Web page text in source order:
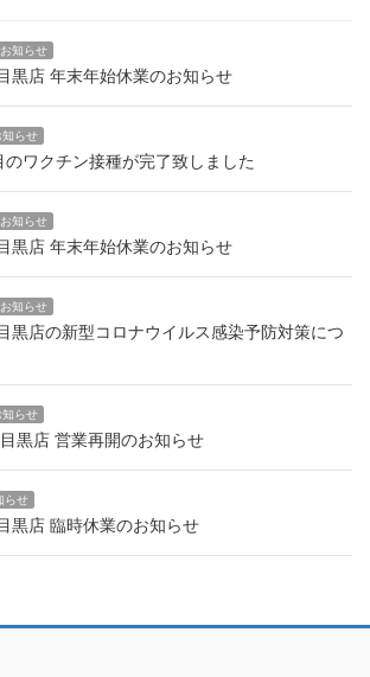
お知らせ
黒店 年末年始休業のお知らせ
知らせ
のワクチン接種が完了致しました
お知らせ
黒店 年末年始休業のお知らせ
お知らせ
黒店の新型コロナウイルス感染予防対策につ
知らせ
黒店 営業再開のお知らせ
らせ
黒店 臨時休業のお知らせ